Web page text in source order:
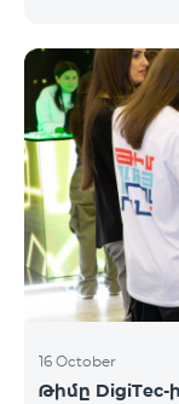
16 October
Թիմը